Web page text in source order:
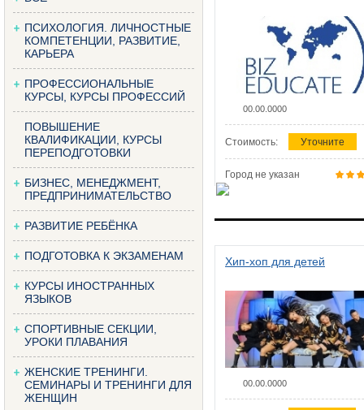
ПСИХОЛОГИЯ. ЛИЧНОСТНЫЕ
КОМПЕТЕНЦИИ, РАЗВИТИЕ,
КАРЬЕРА
ПРОФЕССИОНАЛЬНЫЕ
КУРСЫ, КУРСЫ ПРОФЕССИЙ
ПОВЫШЕНИЕ
КВАЛИФИКАЦИИ, КУРСЫ
ПЕРЕПОДГОТОВКИ
БИЗНЕС, МЕНЕДЖМЕНТ,
ПРЕДПРИНИМАТЕЛЬСТВО
РАЗВИТИЕ РЕБЁНКА
ПОДГОТОВКА К ЭКЗАМЕНАМ
КУРСЫ ИНОСТРАННЫХ
ЯЗЫКОВ
СПОРТИВНЫЕ СЕКЦИИ,
УРОКИ ПЛАВАНИЯ
ЖЕНСКИЕ ТРЕНИНГИ.
СЕМИНАРЫ И ТРЕНИНГИ ДЛЯ
ЖЕНЩИН
00.00.0000
Стоимость: Уточните
Город не указан
Хип-хоп для детей
00.00.0000